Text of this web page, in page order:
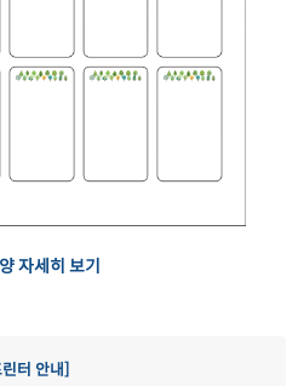
자세히 보기
터 안내]